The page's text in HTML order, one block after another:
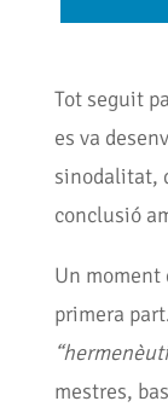
Tot seguit
es va
sinodalitat,
conclusió
Un moment
primera
mestres,